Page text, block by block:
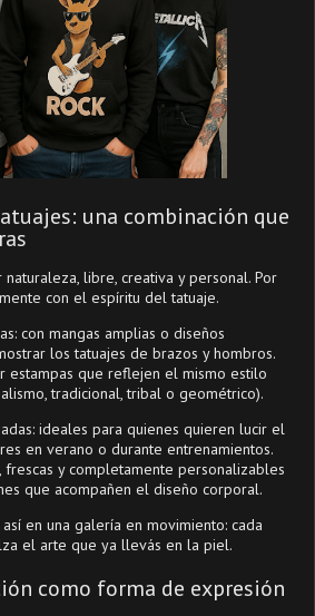
una combinación que
libre, creativa y personal. Por
con el espíritu del tatuaje.
con mangas amplias o diseños
los tatuajes de brazos y hombros.
estampas que reflejen el mismo estilo
tradicional, tribal o geométrico).
ideales para quienes quieren lucir el
en verano o durante entrenamientos.
frescas y completamente personalizables
que acompañen el diseño corporal.
en una galería en movimiento: cada
el arte que ya llevás en la piel.
como forma de expresión